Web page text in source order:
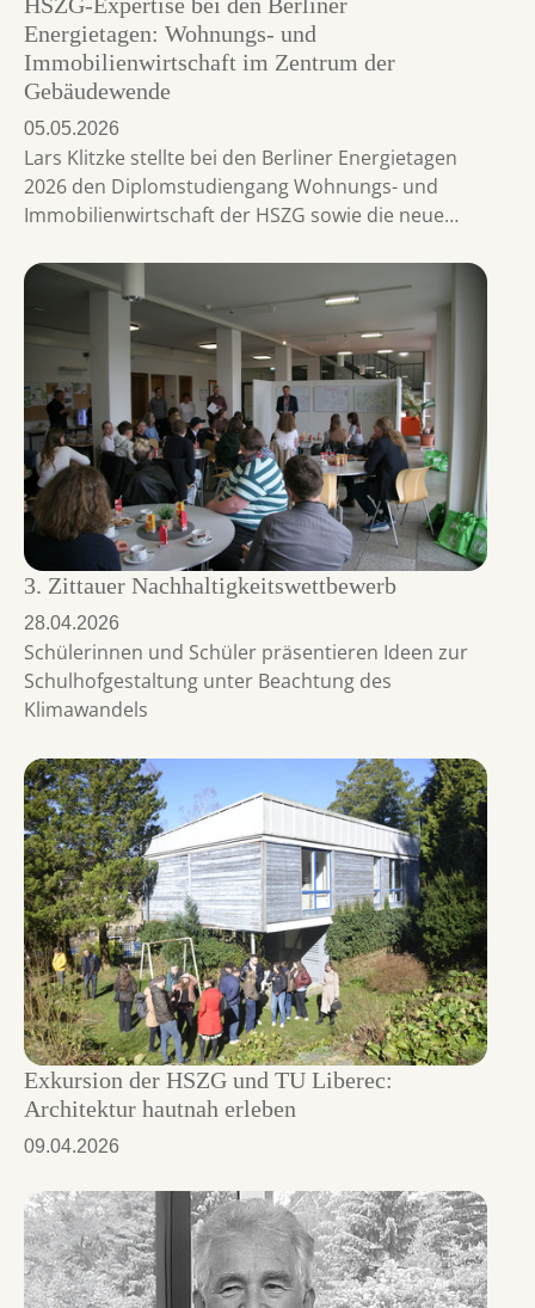
Energietagen: Wohnungs- und
Immobilienwirtschaft im Zentrum der
Gebäudewende
05.05.2026
Lars Klitzke stellte bei den Berliner Energietagen
2026 den Diplomstudiengang Wohnungs- und
Immobilienwirtschaft der HSZG sowie die neue…
3. Zittauer Nachhaltigkeitswettbewerb
28.04.2026
Schülerinnen und Schüler präsentieren Ideen zur
Schulhofgestaltung unter Beachtung des
Klimawandels
Exkursion der HSZG und TU Liberec:
Architektur hautnah erleben
09.04.2026